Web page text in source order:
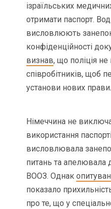
ізраїльських
отримати паспорт.
висловлюють
конфіденційності
визнав, що поліція
співробітників, щоб
установи нових
Німеччина не
використання
висловлювала
питань та апелювала
ВООЗ. Однак
показало
про те, що у